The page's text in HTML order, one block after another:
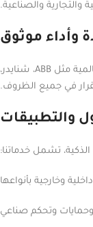
والصناعية.
وأداء موثوق
نوفّر منتجات عالية الجودة من أبرز الشركات العالمية مثل ABB، شنايدر،
في جميع الظروف.
والتطبيقات
تشمل خدماتنا:
وخارجية بأنواعها
وتحكم صناعي